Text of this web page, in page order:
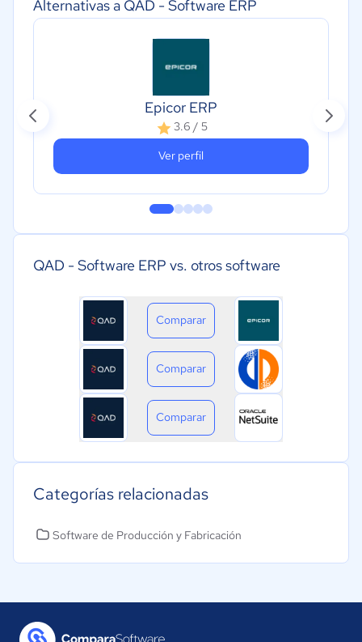
Alternativas a QAD - Software ERP
Epicor ERP
3.6 / 5
Ver perfil
QAD - Software ERP vs. otros software
Comparar
Comparar
Comparar
Categorías relacionadas
Software de Producción y Fabricación